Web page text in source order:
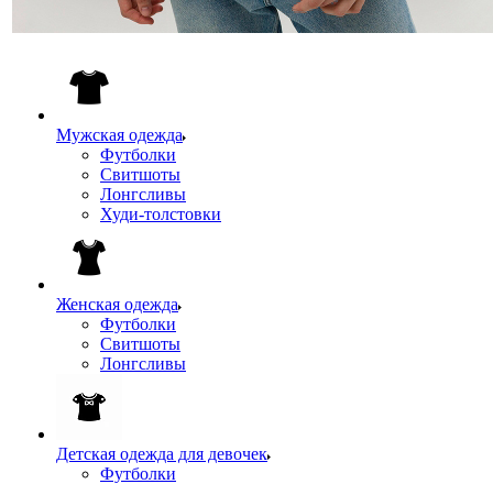
Мужская одежда
Футболки
Свитшоты
Лонгсливы
Худи-толстовки
Женская одежда
Футболки
Свитшоты
Лонгсливы
Детская одежда для девочек
Футболки